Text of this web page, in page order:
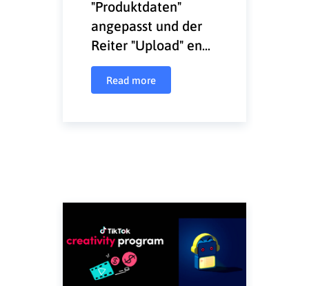
"Produktdaten"
angepasst und der
Reiter "Upload" en...
Read more